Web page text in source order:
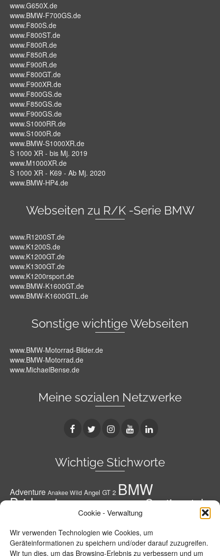
Cookie - Verwaltung
Wir verwenden Technologien wie Cookies, um
Geräteinformationen zu speichern und/oder darauf zuzugreifen.
Wir tun dies, um das Browsing-Erlebnis zu verbessern und um
www.G650X.de
www.BMW-F700GS.de
www.F800S.de
www.F800ST.de
www.F800R.de
www.F850R.de
www.F900R.de
www.F800GT.de
www.F900XR.de
www.F800GS.de
www.F850GS.de
www.F900GS.de
www.S1000RR.de
www.S1000R.de
www.BMW-S1000XR.de
S 1000 XR - bis Mj. 2019
www.M1000XR.de
S 1000 XR - K69 - Ab Mj. 2020
www.BMW-HP4.de
Webseiten zu R/K -Serie BMW
www.R1200ST.de
www.K1200S.de
www.K1200GT.de
www.K1300GT.de
www.K1200rsport.de
www.BMW-K1600GT.de
www.BMW-K1600GTL.de
Sonstige wichtige Webseiten
www.BMW-Motorrad-Bilder.de
www.BMW-Motorrad.de
www.MichaelBense.de
Meine sozialen Netzwerke
Wichtige Stichworte
Adventure Anakee Wild Angel GT 2 BMW
Bridgestone Continental
Conti Road Attack 3 Conti RoadAttack 4
DunlopGeländereifen Grobstoller Honda
HypersportreifenM 7 RRM9 RRMetzeler
Michelin